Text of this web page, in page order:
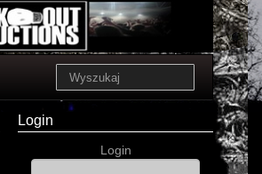
Login
Login